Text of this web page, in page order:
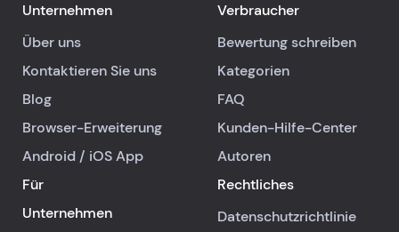
Unternehmen
Über uns
Kontaktieren Sie uns
Blog
Browser-Erweiterung
Android / iOSApp
Verbraucher
Bewertung schreiben
Kategorien
FAQ
Kunden-Hilfe-Center
Autoren
Für
Unternehmen
Rechtliches
Datenschutzrichtlinie